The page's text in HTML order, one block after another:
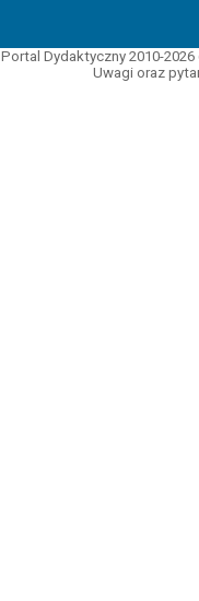
Portal Dydaktyczny 2010-
Uwagi oraz